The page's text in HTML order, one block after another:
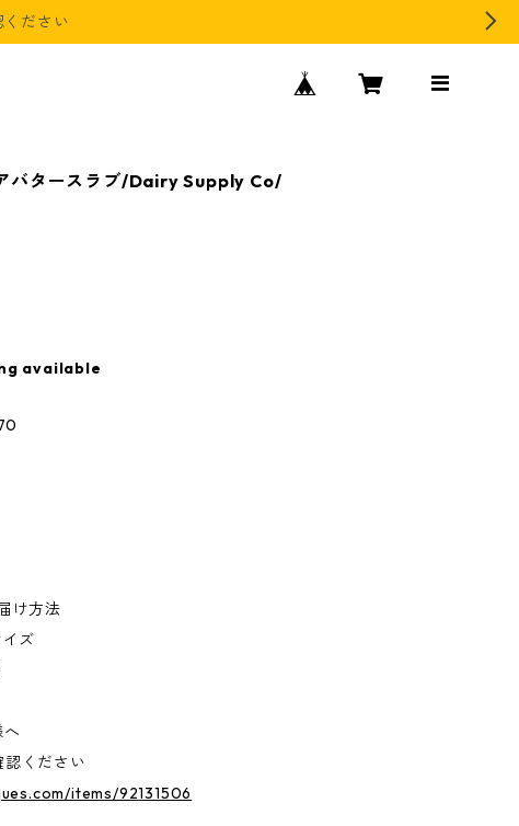
ださい
バタースラブ/Dairy Supply Co/
available
け方法
ズ
ください
items/92131506